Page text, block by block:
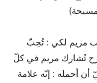
(يوحنا19 : 27) أحبب مريم لكي : تُحِبّ
تُشارك مريم في كلّ
أحمله : إنّه علامة